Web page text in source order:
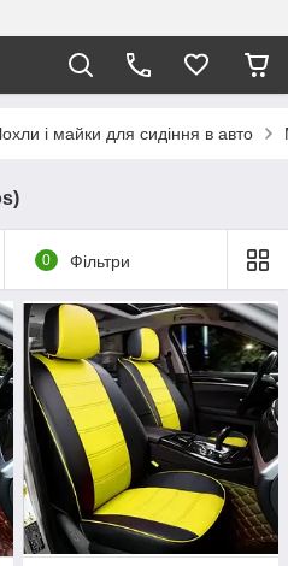
і майки для сидіння в авто
0 Фільтри